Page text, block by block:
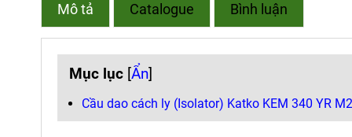
Mô tả Catalogue Bình luận
Mục lục [Ẩn]
Cầu dao cách ly (Isolator) Katko KEM 340 YR